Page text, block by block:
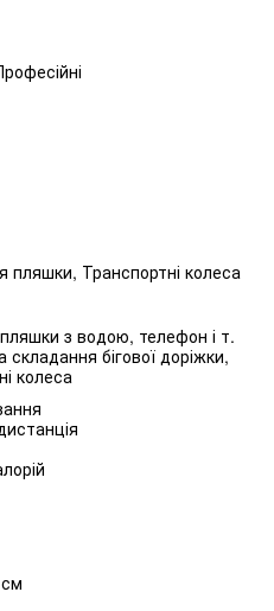
пляшки, Транспортні колеса
з водою, телефон і т.
бігової доріжки,
колеса